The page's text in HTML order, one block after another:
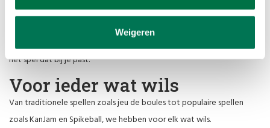
Weigeren
we hebben ook een breed scala aan overige familie spellen in ons
assortiment. Of je nu op zoek bent naar een spel voor een gezellige
het spel dat bij je past.
Voor ieder wat wils
Van traditionele spellen zoals jeu de boules tot populaire spellen
zoals KanJam en Spikeball, we hebben voor elk wat wils.